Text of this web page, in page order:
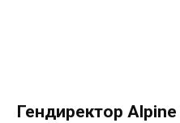
Гендиректор